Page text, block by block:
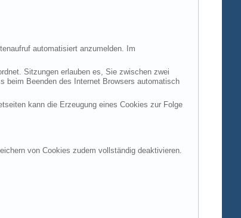
automatisiert anzumelden. Im
Sitzungen erlauben es, Sie zwischen zwei
beim Beenden des Internet Browsers automatisch
kann die Erzeugung eines Cookies zur Folge
von Cookies zudem vollständig deaktivieren.